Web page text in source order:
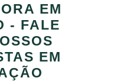
EM
- FALE
EM